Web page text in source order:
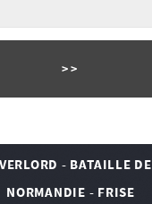
- BATAILLE DE
NORMANDIE - FRISE